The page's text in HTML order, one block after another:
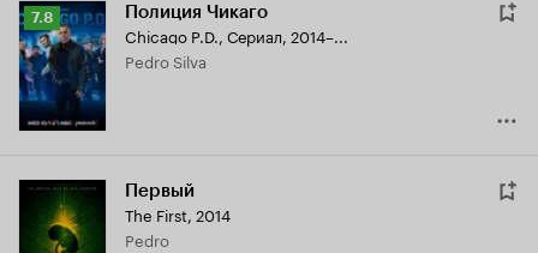
Рейтинг
Кинопоиска
7.8
7.8 Полиция Чикаго
Chicago P.D., Сериал, 2014–...
Pedro Silva
Первый
The First, 2014
Pedro